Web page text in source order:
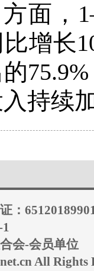
面，
增长
持续
：
会-会员单位
All Rights